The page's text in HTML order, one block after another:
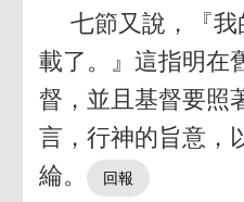
七節又說，『
載了。』這指明在
督，並且基督要照
言，行神的旨意，
綸。